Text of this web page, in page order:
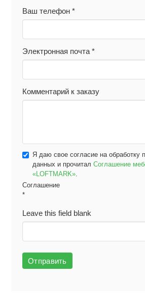
Ваш телефон *
Электронная почта *
Комментарий к заказу
Я даю свое согласие на обработку
данных и прочитал Соглашение
«LOFTMARK».
Соглашение
*
Leave this field blank
Отправить